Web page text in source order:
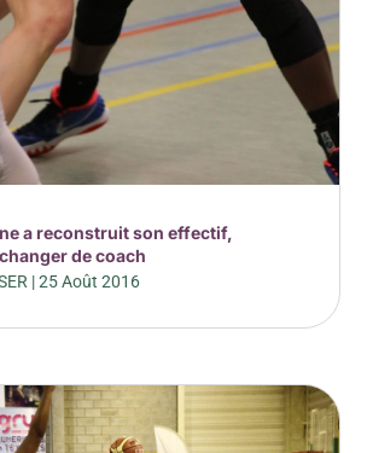
a reconstruit son effectif,
de coach
|25 Août 2016